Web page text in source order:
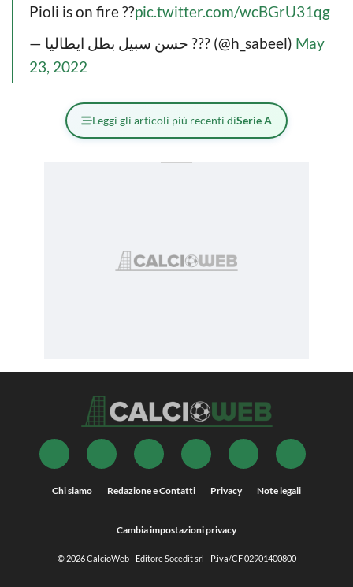
Pioli is on fire ??pic.twitter.com/wcBGrU31qg
— حسن سبيل بطل ايطاليا ??? (@h_sabeel) May
23, 2022
Leggi gli articoli più recenti diSerie A
Chi siamo Redazione e Contatti Privacy Note legali
Cambia impostazioni privacy
© 2026CalcioWeb- Editore Socedit srl - P.iva/CF 02901400800